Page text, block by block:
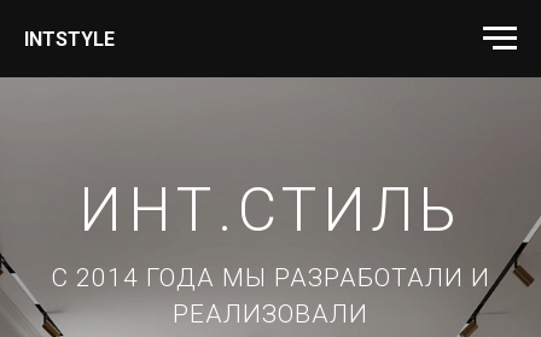
INTSTYLE
ИНТ.СТИЛЬ
С 2014 ГОДА МЫ РАЗРАБОТАЛИ И
РЕАЛИЗОВАЛИ